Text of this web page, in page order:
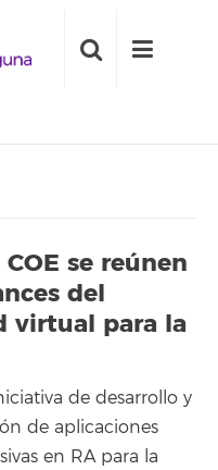
COE se reúnen
del
virtual para la
de desarrollo y
de aplicaciones
en RA para la